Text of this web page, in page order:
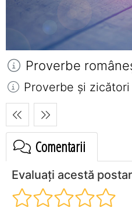
Proverbe
Proverbe și
Comentarii
Evaluați acestă